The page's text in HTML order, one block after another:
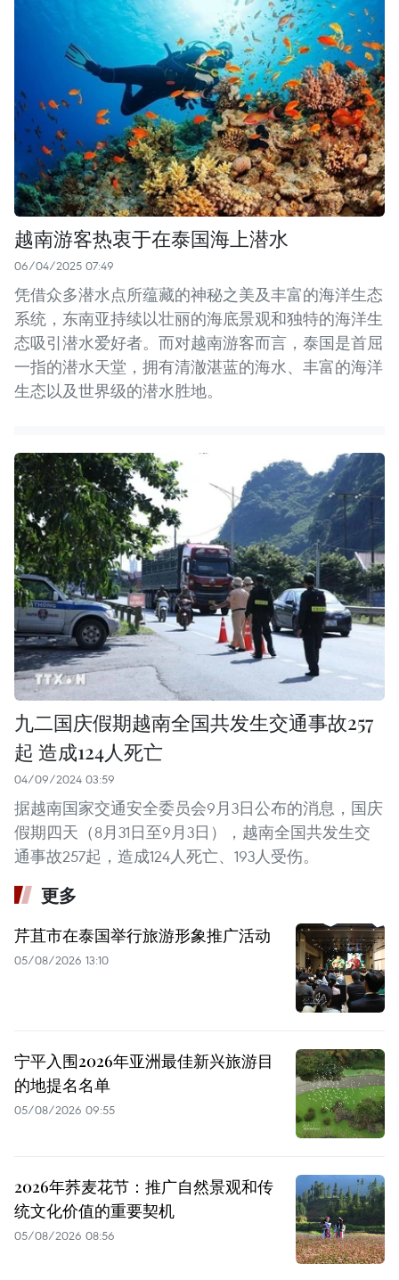
越南游客热衷于在泰国海上潜水
06/04/2025 07:49
凭借众多潜水点所蕴藏的神秘之美及丰富的海洋生态
系统，东南亚持续以壮丽的海底景观和独特的海洋生
态吸引潜水爱好者。而对越南游客而言，泰国是首屈
一指的潜水天堂，拥有清澈湛蓝的海水、丰富的海洋
生态以及世界级的潜水胜地。
九二国庆假期越南全国共发生交通事故257
起 造成124人死亡
04/09/2024 03:59
据越南国家交通安全委员会9月3日公布的消息，国庆
假期四天（8月31日至9月3日），越南全国共发生交
通事故257起，造成124人死亡、193人受伤。
更多
芹苴市在泰国举行旅游形象推广活动
05/08/2026 13:10
宁平入围2026年亚洲最佳新兴旅游目
的地提名名单
05/08/2026 09:55
2026年荞麦花节：推广自然景观和传
统文化价值的重要契机
05/08/2026 08:56